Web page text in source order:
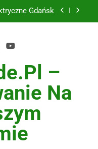
Gdańsk
Poznań
Gdańsk
elektryczny
–
Na